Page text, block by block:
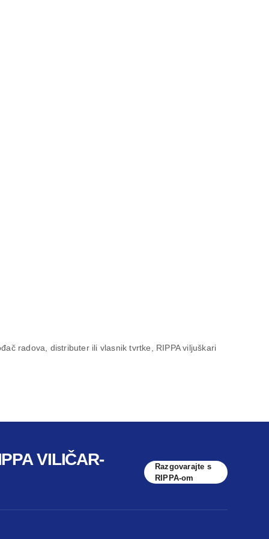
radova, distributer ili vlasnik tvrtke, RIPPA viljuškari
VILIČAR-
Razgovarajte s
RIPPA-om